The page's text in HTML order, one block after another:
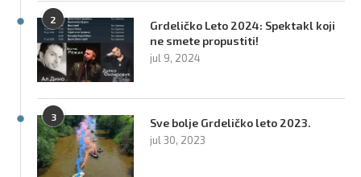
2
Grdeličko Leto 2024: Spektakl koji
ne smete propustiti!
jul 9, 2024
3 Sve bolje Grdeličko leto 2023.
jul 30, 2023